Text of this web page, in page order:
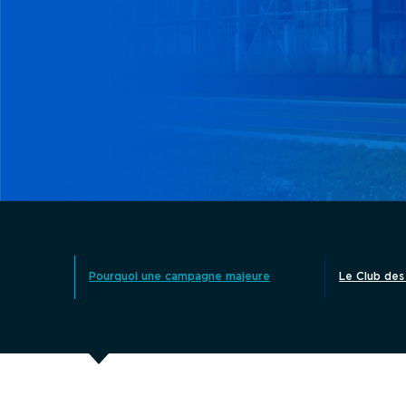
Pourquoi une campagne majeure Le Club